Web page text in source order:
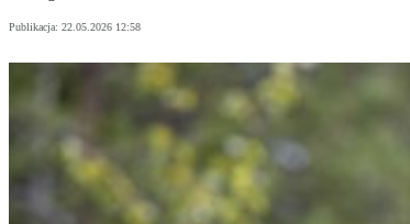
Publikacja: 22.05.2026 12:58